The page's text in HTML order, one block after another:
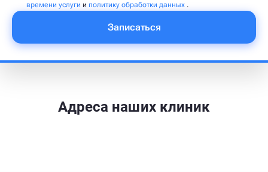
времени услуги и политику обработки данных .
Записаться
Адреса наших клиник